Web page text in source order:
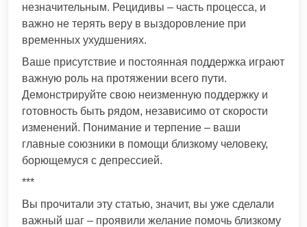
незначительным. Рецидивы – часть процесса, и
важно не терять веру в выздоровление при
временных ухудшениях.
Ваше присутствие и постоянная поддержка играют
важную роль на протяжении всего пути.
Демонстрируйте свою неизменную поддержку и
готовность быть рядом, независимо от скорости
изменений. Понимание и терпение – ваши
главные союзники в помощи близкому человеку,
борющемуся с депрессией.
***
Вы прочитали эту статью, значит, вы уже сделали
важный шаг – проявили желание помочь близкому